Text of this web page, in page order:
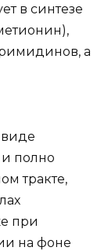
в синтезе
а
виде
и полно
тракте,
при
на фоне